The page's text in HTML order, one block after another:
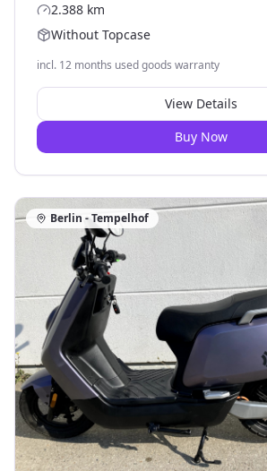
2.388 km
Without Topcase
incl. 12 months used goods warranty
View Details
Buy Now
Berlin - Tempelhof